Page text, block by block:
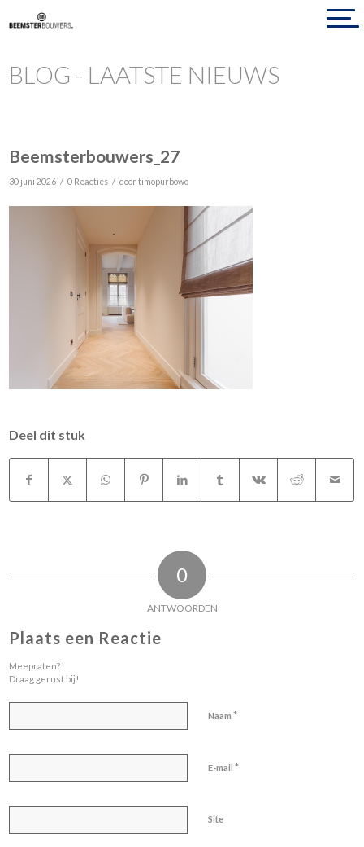
BLOG - LAATSTE NIEUWS
Beemsterbouwers_27
30 juni 2026 / 0 Reacties / doortimopurbowo
Deel dit stuk
0
ANTWOORDEN
Plaats een Reactie
Meepraten?
Draag gerust bij!
Naam*
E-mail*
Site